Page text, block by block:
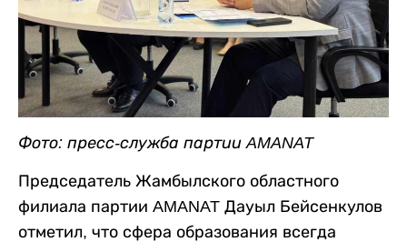
Фото: пресс-служба партии AMANAT
Председатель Жамбылского областного
филиала партии AMANAT Дауыл Бейсенкулов
отметил, что сфера образования всегда